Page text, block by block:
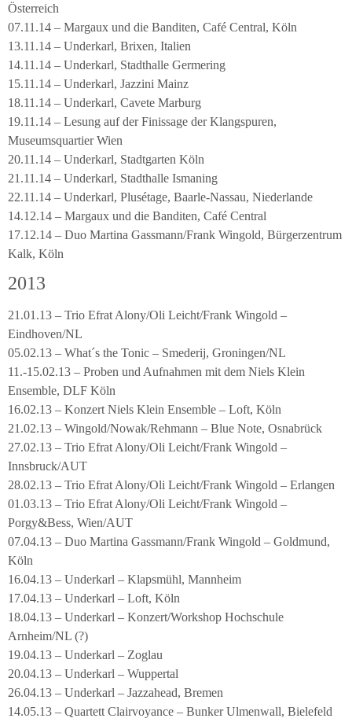
Österreich
07.11.14 – Margaux und die Banditen, Café Central, Köln
13.11.14 – Underkarl, Brixen, Italien
14.11.14 – Underkarl, Stadthalle Germering
15.11.14 – Underkarl, Jazzini Mainz
18.11.14 – Underkarl, Cavete Marburg
19.11.14 – Lesung auf der Finissage der Klangspuren,
Museumsquartier Wien
20.11.14 – Underkarl, Stadtgarten Köln
21.11.14 – Underkarl, Stadthalle Ismaning
22.11.14 – Underkarl, Plusétage, Baarle-Nassau, Niederlande
14.12.14 – Margaux und die Banditen, Café Central
17.12.14 – Duo Martina Gassmann/Frank Wingold, Bürgerzentrum
Kalk, Köln
2013
21.01.13 – Trio Efrat Alony/Oli Leicht/Frank Wingold –
Eindhoven/NL
05.02.13 – What´s the Tonic – Smederij, Groningen/NL
11.-15.02.13 – Proben und Aufnahmen mit dem Niels Klein
Ensemble, DLF Köln
16.02.13 – Konzert Niels Klein Ensemble – Loft, Köln
21.02.13 – Wingold/Nowak/Rehmann – Blue Note, Osnabrück
27.02.13 – Trio Efrat Alony/Oli Leicht/Frank Wingold –
Innsbruck/AUT
28.02.13 – Trio Efrat Alony/Oli Leicht/Frank Wingold – Erlangen
01.03.13 – Trio Efrat Alony/Oli Leicht/Frank Wingold –
Porgy&Bess, Wien/AUT
07.04.13 – Duo Martina Gassmann/Frank Wingold – Goldmund,
Köln
16.04.13 – Underkarl – Klapsmühl, Mannheim
17.04.13 – Underkarl – Loft, Köln
18.04.13 – Underkarl – Konzert/Workshop Hochschule
Arnheim/NL (?)
19.04.13 – Underkarl – Zoglau
20.04.13 – Underkarl – Wuppertal
26.04.13 – Underkarl – Jazzahead, Bremen
14.05.13 – Quartett Clairvoyance – Bunker Ulmenwall, Bielefeld